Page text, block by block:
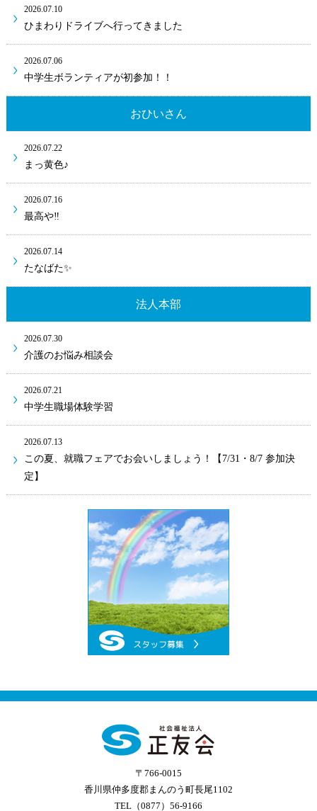
2026.07.10
ひまわりドライブへ行ってきました
2026.07.06
中学生ボランティアが初参加！！
おひいさん
2026.07.22
まっ黄色♪
2026.07.16
最高や‼
2026.07.14
たなばた✨
法人本部
2026.07.30
介護のお悩み相談会
2026.07.21
中学生職場体験学習
2026.07.13
この夏、就職フェアでお会いしましょう！【7/31・8/7 参加決
定】
〒766-0015
香川県仲多度郡まんのう町長尾1102
TEL（0877）56-9166